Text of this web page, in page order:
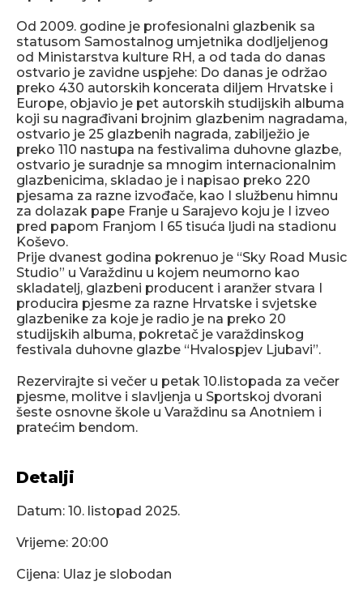
Od 2009. godine je profesionalni glazbenik sa
statusom Samostalnog umjetnika dodljeljenog
od Ministarstva kulture RH, a od tada do danas
ostvario je zavidne uspjehe: Do danas je održao
preko 430 autorskih koncerata diljem Hrvatske i
Europe, objavio je pet autorskih studijskih albuma
koji su nagrađivani brojnim glazbenim nagradama,
ostvario je 25 glazbenih nagrada, zabilježio je
preko 110 nastupa na festivalima duhovne glazbe,
ostvario je suradnje sa mnogim internacionalnim
glazbenicima, skladao je i napisao preko 220
pjesama za razne izvođače, kao I službenu himnu
za dolazak pape Franje u Sarajevo koju je I izveo
pred papom Franjom I 65 tisuća ljudi na stadionu
Koševo.
Prije dvanest godina pokrenuo je “Sky Road Music
Studio” u Varaždinu u kojem neumorno kao
skladatelj, glazbeni producent i aranžer stvara I
producira pjesme za razne Hrvatske i svjetske
glazbenike za koje je radio je na preko 20
studijskih albuma, pokretač je varaždinskog
festivala duhovne glazbe “Hvalospjev Ljubavi”.
Rezervirajte si večer u petak 10.listopada za večer
pjesme, molitve i slavljenja u Sportskoj dvorani
šeste osnovne škole u Varaždinu sa Anotniem i
pratećim bendom.
Detalji
Datum: 10. listopad 2025.
Vrijeme: 20:00
Cijena: Ulaz je slobodan